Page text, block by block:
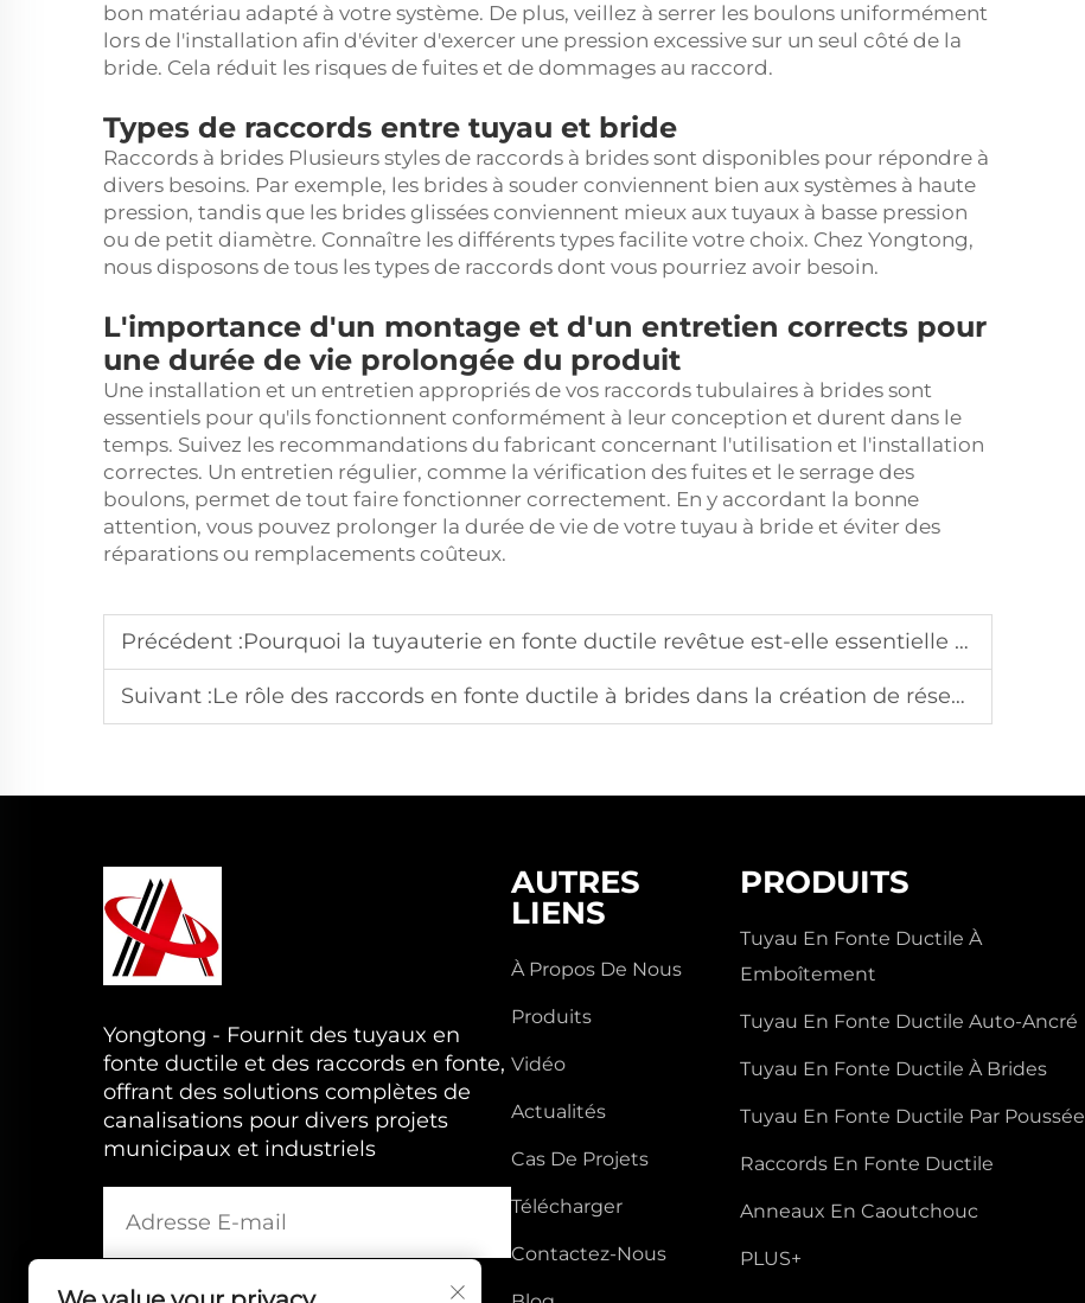
bon matériau adapté à votre système. De plus, veillez à serrer les boulons uniformément
lors de l'installation afin d'éviter d'exercer une pression excessive sur un seul côté de la
bride. Cela réduit les risques de fuites et de dommages au raccord.
Types de raccords entre tuyau et bride
Raccords à brides Plusieurs styles de raccords à brides sont disponibles pour répondre à
divers besoins. Par exemple, les brides à souder conviennent bien aux systèmes à haute
pression, tandis que les brides glissées conviennent mieux aux tuyaux à basse pression
ou de petit diamètre. Connaître les différents types facilite votre choix. Chez Yongtong,
nous disposons de tous les types de raccords dont vous pourriez avoir besoin.
L'importance d'un montage et d'un entretien corrects pour
une durée de vie prolongée du produit
Une installation et un entretien appropriés de vos raccords tubulaires à brides sont
essentiels pour qu'ils fonctionnent conformément à leur conception et durent dans le
temps. Suivez les recommandations du fabricant concernant l'utilisation et l'installation
correctes. Un entretien régulier, comme la vérification des fuites et le serrage des
boulons, permet de tout faire fonctionner correctement. En y accordant la bonne
attention, vous pouvez prolonger la durée de vie de votre tuyau à bride et éviter des
réparations ou remplacements coûteux.
Précédent :Pourquoi la tuyauterie en fonte ductile revêtue est-elle essentielle pour les systèmes d'eau potable
Suivant :Le rôle des raccords en fonte ductile à brides dans la création de réseaux de tuyauterie complexes
Yongtong - Fournit des tuyaux en
fonte ductile et des raccords en fonte,
offrant des solutions complètes de
canalisations pour divers projets
municipaux et industriels
AUTRES
LIENS
À Propos De Nous
Produits
Vidéo
Actualités
Cas De Projets
Télécharger
Contactez-Nous
PRODUITS
Tuyau En Fonte Ductile À
Emboîtement
Tuyau En Fonte Ductile Auto-Ancré
Tuyau En Fonte Ductile À Brides
Tuyau En Fonte Ductile Par Poussée
Raccords En Fonte Ductile
Anneaux En Caoutchouc
PLUS+